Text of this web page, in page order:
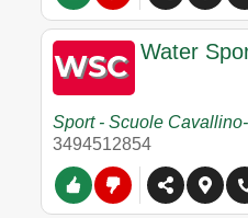
Water
Sport - Scuole
3494512854